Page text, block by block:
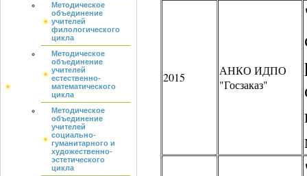
Методическое
объединение
учителей
филологического
цикла
Методическое
объединение
учителей
естественно-
математического
цикла
Методическое
объединение
учителей
социально-
гуманитарного и
художественно-
эстетического
цикла
2015
АНКО ИДПО
"Госзаказ"